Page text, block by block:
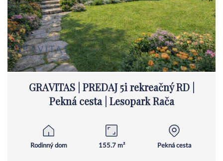
GRAVITAS | PREDAJ 5i rekreačný RD |
Pekná cesta | Lesopark Rača
Rodinný dom 155.7 m² Pekná cesta